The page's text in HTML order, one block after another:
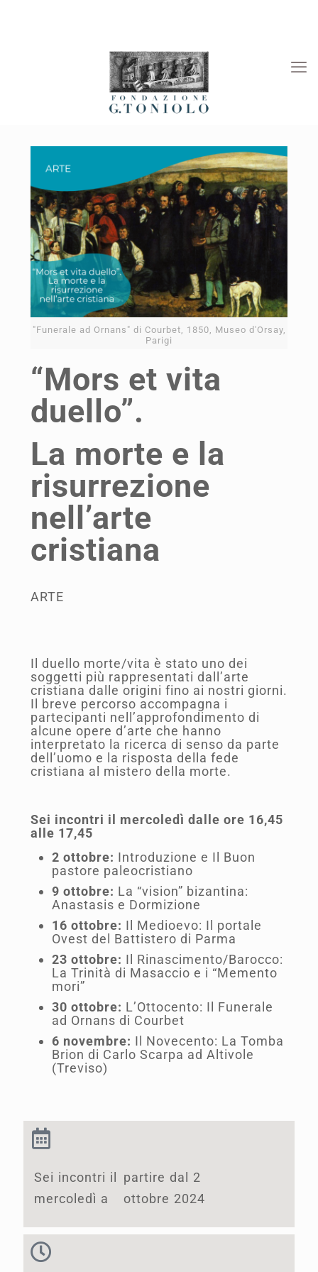
"Funerale ad Ornans" di Courbet, 1850, Museo d'Orsay,
Parigi
“Mors et vita
duello”.
La morte e la
risurrezione
nell’arte
cristiana
ARTE
Il duello morte/vita è stato uno dei
soggetti più rappresentati dall’arte
cristiana dalle origini fino ai nostri giorni.
Il breve percorso accompagna i
partecipanti nell’approfondimento di
alcune opere d’arte che hanno
interpretato la ricerca di senso da parte
dell’uomo e la risposta della fede
cristiana al mistero della morte.
Sei incontri il mercoledì dalle ore 16,45
alle 17,45
2 ottobre: Introduzione e Il Buon
pastore paleocristiano
9 ottobre: La “vision” bizantina:
Anastasis e Dormizione
16 ottobre: Il Medioevo: Il portale
Ovest del Battistero di Parma
23 ottobre: Il Rinascimento/Barocco:
La Trinità di Masaccio e i “Memento
mori”
30 ottobre: L’Ottocento: Il Funerale
ad Ornans di Courbet
6 novembre: Il Novecento: La Tomba
Brion di Carlo Scarpa ad Altivole
(Treviso)
Sei incontri il
mercoledì a
partire dal 2
ottobre 2024